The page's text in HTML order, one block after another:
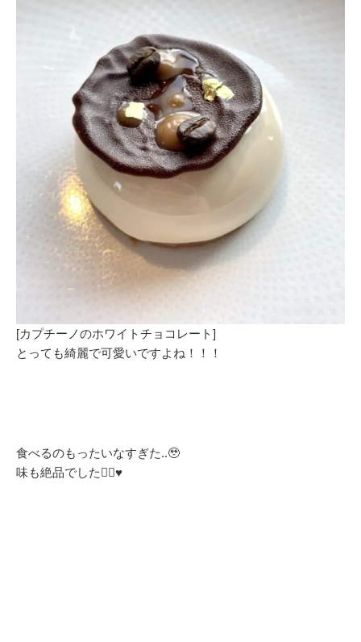
[カプチーノのホワイトチョコレート]
とっても綺麗で可愛いですよね！！！
食べるのもったいなすぎた..🥹
味も絶品でした✌🏻♥️